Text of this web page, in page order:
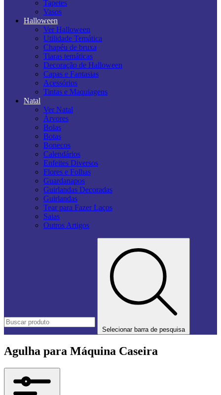
Tapetes
Vasos
Halloween
Ver Halloween
Utilidade Temática
Chapéu de bruxa
Tiaras temáticas
Decoração de Halloween
Capas e Fantasias
Acessórios
Tintas e Maquiagens
Natal
Ver Natal
Árvores
Bolas
Botas
Bonecos
Calendários
Enfeites Diversos
Flores e Folhas
Guardanapos
Guirlandas Decoradas
Guirlandas
Tear para Fazer Laços
Saias
Outros Artigos
Selecionar barra de pesquisa
Agulha para Máquina Caseira